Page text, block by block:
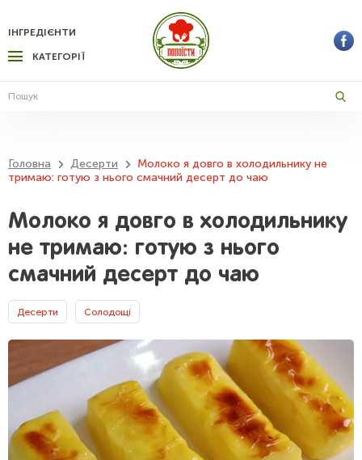
КАТЕГОРІЇ
ІНГРЕДІЄНТИ
Головна Десерти
Молоко я довго в холодильнику не
тримаю: готую з нього смачний десерт до чаю
Молоко я довго в холодильнику
не тримаю: готую з нього
смачний десерт до чаю
Десерти Солодощі